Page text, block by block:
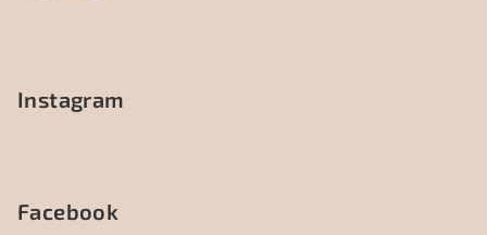
Instagram
Facebook